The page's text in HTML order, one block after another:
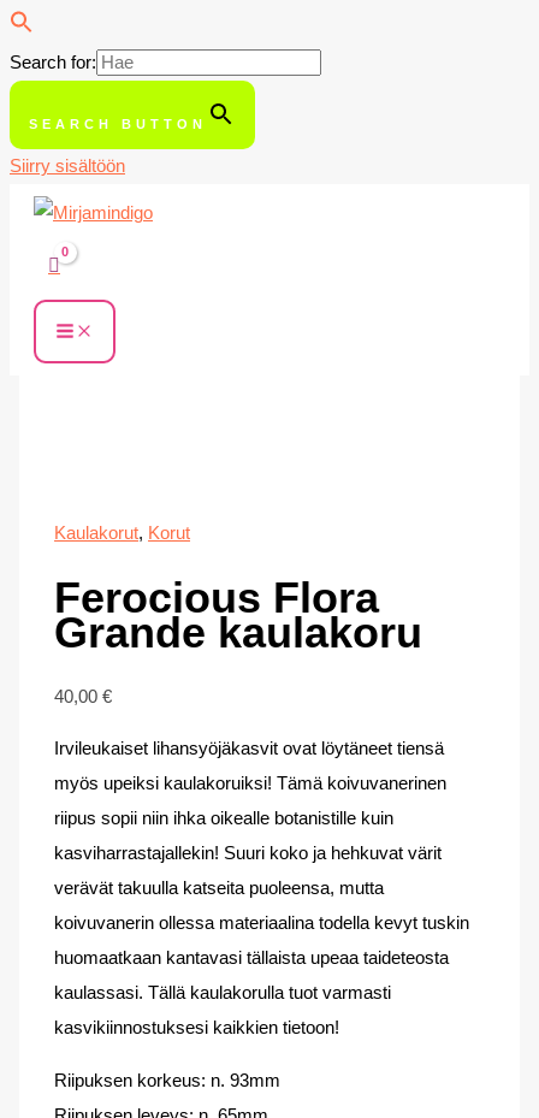
Search for:
SEARCH BUTTON
Siirry sisältöön
Kaulakorut, Korut
Ferocious Flora
Grande kaulakoru
40,00€
Irvileukaiset lihansyöjäkasvit ovat löytäneet tiensä
myös upeiksi kaulakoruiksi! Tämä koivuvanerinen
riipus sopii niin ihka oikealle botanistille kuin
kasviharrastajallekin! Suuri koko ja hehkuvat värit
verävät takuulla katseita puoleensa, mutta
koivuvanerin ollessa materiaalina todella kevyt tuskin
huomaatkaan kantavasi tällaista upeaa taideteosta
kaulassasi. Tällä kaulakorulla tuot varmasti
kasvikiinnostuksesi kaikkien tietoon!
Riipuksen korkeus: n. 93mm